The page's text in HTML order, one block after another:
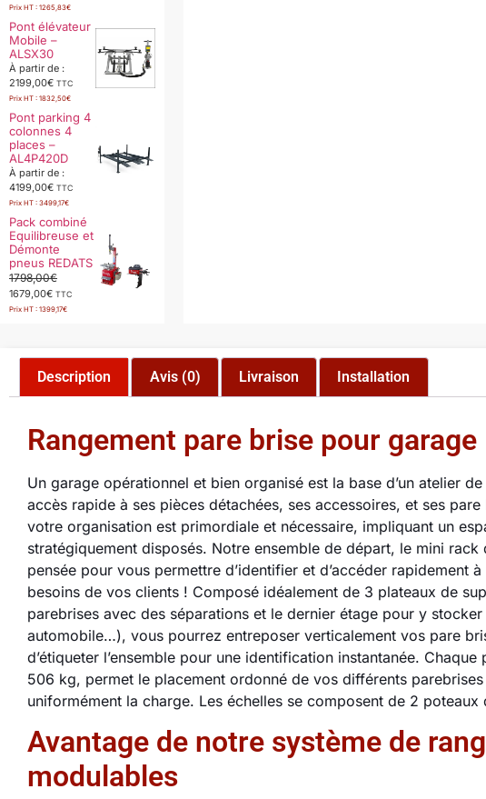
Prix HT : 1265,83€
Pont élévateur
Mobile –
ALSX30
À partir de :
2199,00€ TTC
Prix HT : 1832,50€
Pont parking 4
colonnes 4
places –
AL4P420D
À partir de :
4199,00€ TTC
Prix HT : 3499,17€
Pack combiné
Equilibreuse et
Démonte
pneus REDATS
1798,00€
1679,00€ TTC
Prix HT : 1399,17€
Description Avis (0) Livraison Installation
Rangement pare brise pour garage
Un garage opérationnel et bien organisé est la base d’un atelier
accès rapide à ses pièces détachées, ses accessoires, et ses
votre organisation est primordiale et nécessaire, impliquant un
stratégiquement disposés. Notre ensemble de départ, le mini
pensée pour vous permettre d’identifier et d’accéder rapidement
besoins de vos clients ! Composé idéalement de 3 plateaux de
parebrises avec des séparations et le dernier étage pour y
automobile…), vous pourrez entreposer verticalement vos pare
d’étiqueter l’ensemble pour une identification instantanée.
506 kg, permet le placement ordonné de vos différents
uniformément la charge. Les échelles se composent de 2 poteaux
Avantage de notre système de
modulables